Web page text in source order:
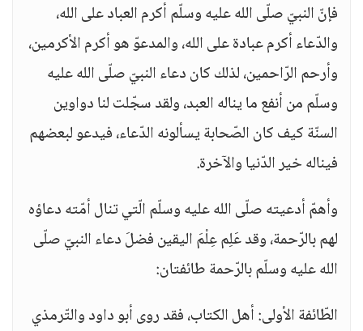
فإنّ النبيّ صلّى الله عليه وسلّم أكرم العباد على الله،
والدّعاء أكرم عبادة على الله، والمدعوّ هو أكرم الأكرمين،
وأرحم الرّاحمين، لذلك كان دعاء النبيّ صلّى الله عليه
وسلّم من أنفع ما يناله العبد، ولقد سجّلت لنا دواوين
السنّة كيف كان الصّحابة يسألونه الدّعاء، فيدعو لبعضهم
فيناله خير الدّنيا والآخرة.
وأهمّ أدعيته صلّى الله عليه وسلّم الّتي تنال أمّته دعاؤه
لهم بالرّحمة، وقد عَلِم عِلْمَ اليقين فضلَ دعاء النبيّ صلّى
الله عليه وسلّم بالرّحمة طائفتان:
الطّائفة الأولى: أهل الكتاب، فقد روى أبو داود والتّرمذي